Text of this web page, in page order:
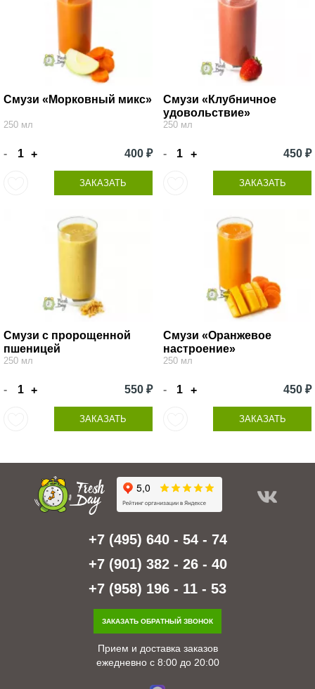
Смузи «Морковный микс»
250 мл
- + 400 ₽
ЗАКАЗАТЬ
Смузи «Клубничное
удовольствие»
250 мл
- + 450 ₽
ЗАКАЗАТЬ
Смузи с пророщенной
пшеницей
250 мл
- + 550 ₽
ЗАКАЗАТЬ
Смузи «Оранжевое
настроение»
250 мл
- + 450 ₽
ЗАКАЗАТЬ
+7 (495) 640 - 54 - 74
+7 (901) 382 - 26 - 40
+7 (958) 196 - 11 - 53
ЗАКАЗАТЬ ОБРАТНЫЙ ЗВОНОК
Прием и доставка заказов
ежедневно с 8:00 до 20:00